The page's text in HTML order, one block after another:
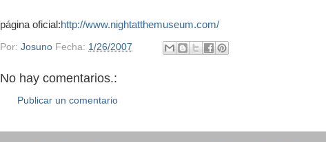
página oficial:http://www.nightatthemuseum.com/
Por: Josuno Fecha: 1/26/2007
No hay comentarios.:
Publicar un comentario